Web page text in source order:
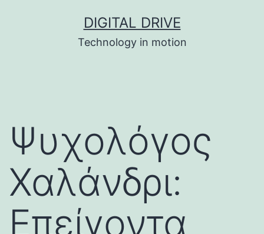
DIGITAL DRIVE
Technology in motion
Ψυχολόγος
Χαλάνδρι:
Επείγοντα